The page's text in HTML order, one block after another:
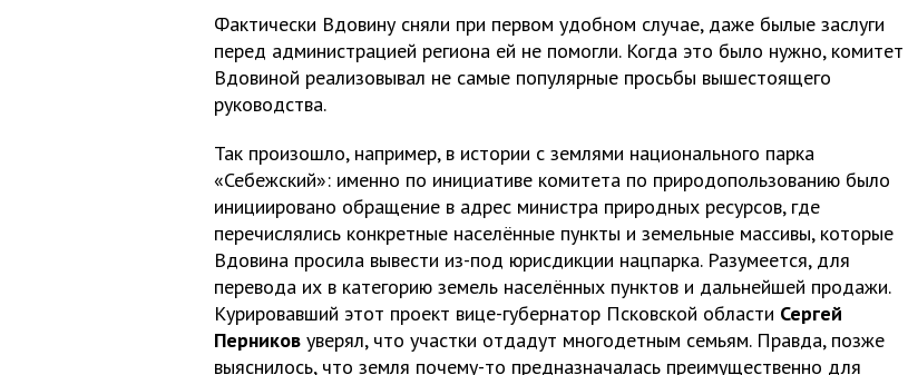
Фактически Вдовину сняли при первом удобном случае, даже былые заслуги
перед администрацией региона ей не помогли. Когда это было нужно, комитет
Вдовиной реализовывал не самые популярные просьбы вышестоящего
руководства.
Так произошло, например, в истории с землями национального парка
«Себежский»: именно по инициативе комитета по природопользованию было
инициировано обращение в адрес министра природных ресурсов, где
перечислялись конкретные населённые пункты и земельные массивы, которые
Вдовина просила вывести из-под юрисдикции нацпарка. Разумеется, для
перевода их в категорию земель населённых пунктов и дальнейшей продажи.
Курировавший этот проект вице-губернатор Псковской области Сергей
Перников уверял, что участки отдадут многодетным семьям. Правда, позже
выяснилось, что земля почему-то предназначалась преимущественно для